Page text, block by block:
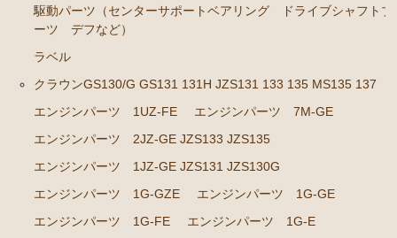
クラウンGS130/G GS131 131H JZS131 133 135 MS135
エンジンパーツ 1UZ-FE
エンジンパーツ 7M-GE
エンジンパーツ 2JZ-GE JZS133 JZS135
エンジンパーツ 1JZ-GE JZS131 JZS130G
エンジンパーツ 1G-GZE
エンジンパーツ 1G-GE
駆動パーツ（センターサポートベアリング ドライブシャフトブ
ーツ デフなど）
ラベル
クラウンGS130/G GS131 131H JZS131 133 135 MS135 137
エンジンパーツ 1UZ-FE
エンジンパーツ 7M-GE
エンジンパーツ 2JZ-GE JZS133 JZS135
エンジンパーツ 1JZ-GE JZS131 JZS130G
エンジンパーツ 1G-GZE
エンジンパーツ 1G-GE
エンジンパーツ 1G-FE
エンジンパーツ 1G-E